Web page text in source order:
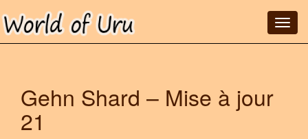
T
o
Gehn Shard – Mise à jour
21